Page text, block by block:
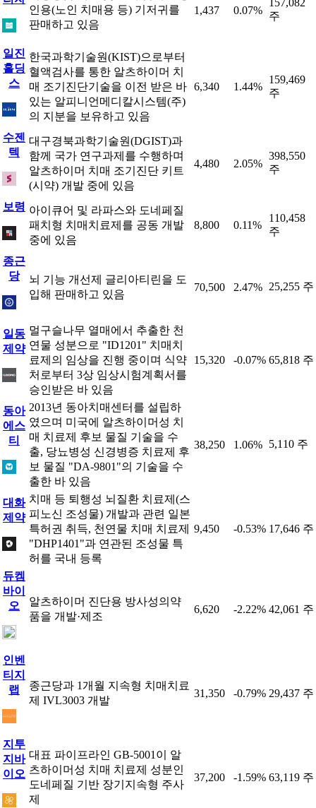
인용(노인 치매용 등) 기저귀를
판매하고 있음
1,437 0.07%
157,082
주
일진
홀딩
스
한국과학기술원(KIST)으로부터
혈액검사를 통한 알츠하이머 치
매 조기진단기술을 이전 받은 바
있는 알피니언메디칼시스템(주)
의 지분을 보유하고 있음
6,340 1.44%
159,469
주
수젠
텍
대구경북과학기술원(DGIST)과
함께 국가 연구과제를 수행하며
알츠하이머 치매 조기진단 키트
(시약) 개발 중에 있음
4,480 2.05%
398,550
주
보령 아이큐어 및 라파스와 도네페질
패치형 치매치료제를 공동 개발
중에 있음
8,800 0.11%
110,458
주
종근
당
뇌 기능 개선제 글리아티린을 도
입해 판매하고 있음
70,500 2.47% 25,255 주
일동
제약
멀구슬나무 열매에서 추출한 천
연물 성분으로 "ID1201" 치매치
료제의 임상을 진행 중이며 식약
처로부터 3상 임상시험계획서를
승인받은 바 있음
15,320 -0.07% 65,818 주
동아
에스
티
2013년 동아치매센터를 설립하
였으며 미국에 알츠하이머성 치
매 치료제 후보 물질 기술을 수
출, 당뇨병성 신경병증 치료제 후
보 물질 "DA-9801"의 기술을 수
출한 바 있음
38,250 1.06% 5,110 주
대화
제약
치매 등 퇴행성 뇌질환 치료제(스
피노신 조성물) 개발과 관련 일본
특허권 취득, 천연물 치매 치료제
"DHP1401"과 연관된 조성물 특
허를 국내 등록
9,450 -0.53% 17,646 주
듀켐
바이
오
알츠하이머 진단용 방사성의약
품을 개발·제조
6,620 -2.22% 42,061 주
인벤
티지
랩
종근당과 1개월 지속형 치매치료
제 IVL3003 개발
31,350 -0.79% 29,437 주
지투
지바
이오
대표 파이프라인 GB-5001이 알
츠하이머성 치매 치료제 성분인
도네페질 기반 장기지속형 주사
제
37,200 -1.59% 63,119 주